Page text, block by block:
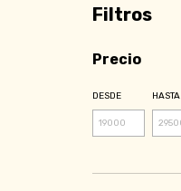
Filtros
Precio
DESDE HASTA